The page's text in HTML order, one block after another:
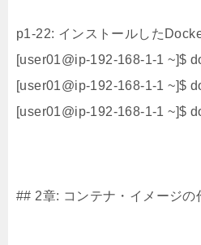
p1-22: インストールした
[user01@ip-192-168-1-1 ~]$
[user01@ip-192-168-1-1 ~]$
[user01@ip-192-168-1-1 ~]$
## 2章: コンテナ・イメージの